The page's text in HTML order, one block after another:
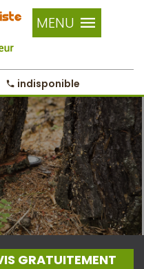
MENU
indisponible
GRATUITEMENT